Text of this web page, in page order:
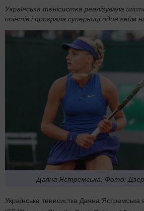
Українська тенісистка реалізувала
поінтів і програла суперниці один гейм
Даяна Ястремська. Фото:
Українська тенисистка Даяна Ястремська